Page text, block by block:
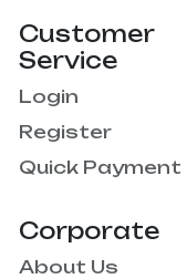
Corporate
About Us
Customer
Service
Login
Register
Quick Payment